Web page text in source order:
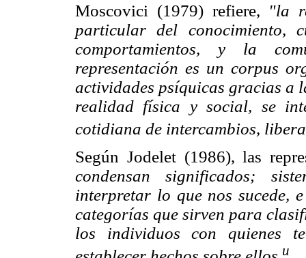
Moscovici (1979) refiere, "la
particular del conocimiento,
comportamientos, y la
representación es un corpus
actividades psíquicas gracias a
realidad física y social, se
cotidiana de intercambios,
Según Jodelet (1986), las
condensan significados;
interpretar lo que nos sucede,
categorías que sirven para
los individuos con quienes
u